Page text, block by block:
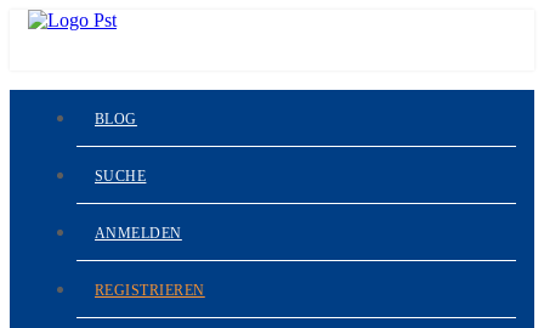
BLOG
SUCHE
ANMELDEN
REGISTRIEREN